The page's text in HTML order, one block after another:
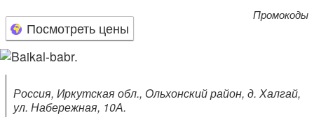
Посмотреть цены
Промокоды
Россия, Иркутская обл., Ольхонский район, д. Халгай,
ул. Набережная, 10А.